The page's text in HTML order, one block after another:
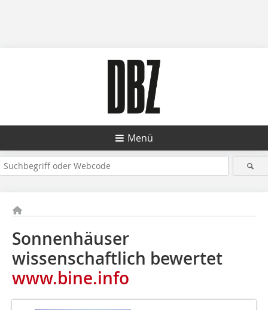
Menü
Sonnenhäuser
wissenschaftlich bewertet
www.bine.info